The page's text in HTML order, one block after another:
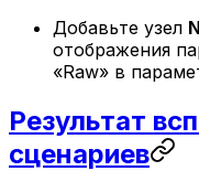
Добавьте узел
отображения
«Raw» в
Результат
сценариев